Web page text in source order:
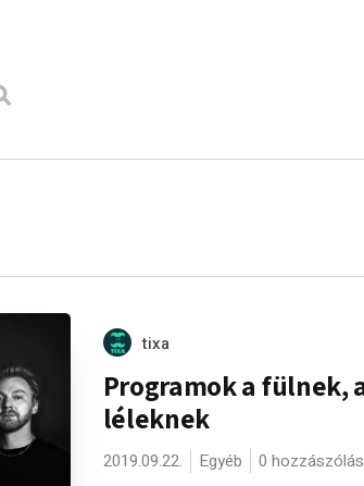
tixa
Programok a fülnek,
léleknek
2019.09.22. Egyéb 0 hozzászólás